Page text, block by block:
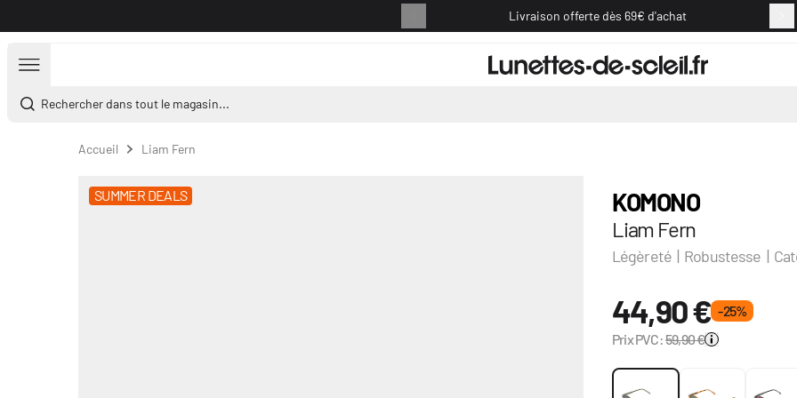
Livraison offerte dès 69€ d'achat
Rechercher dans tout le magasin...
Accueil Liam Fern
SUMMER DEALS KOMONO
Liam Fern
Légèreté | Robustesse |
44,90 € - 25 %
Prix PVC:59,90 €